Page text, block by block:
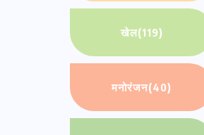
खेल(119)
मनोरंजन(40)